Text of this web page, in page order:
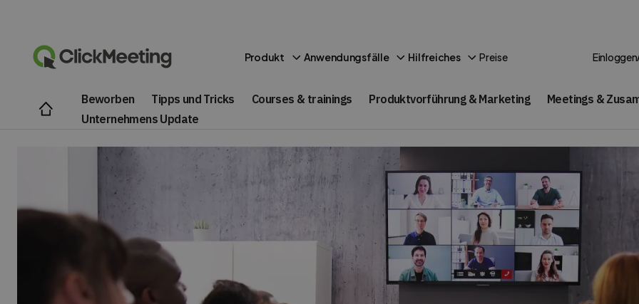
Produkt Anwendungsfälle Hilfreiches Preise Einloggen
Beworben Tipps und Tricks Courses & trainings Produktvorführung & Marketing Meetings &
Unternehmens Update